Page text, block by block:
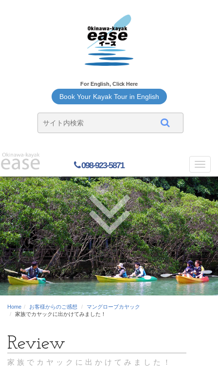
For English, Click Here
Book Your Kayak Tour in English
098-923-5871
Home お客様からのご感想
マングローブカヤック
家族でカヤックに出かけてみました！
家族でカヤックに出かけてみました！